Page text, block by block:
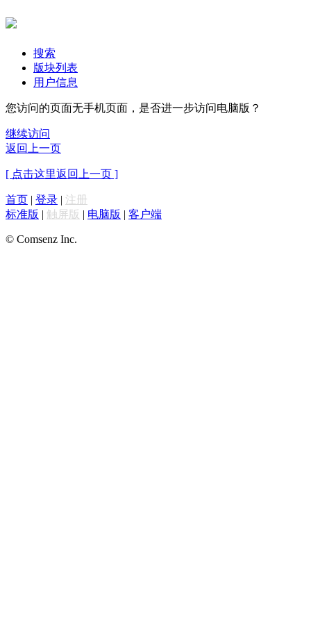
搜索
版块列表
用户信息
您访问的页面无手机页面，是否进一步访问电脑版？
继续访问
返回上一页
[ 点击这里返回上一页 ]
首页 | 登录 | 注册
标准版 | 触屏版 | 电脑版 | 客户端
© Comsenz Inc.